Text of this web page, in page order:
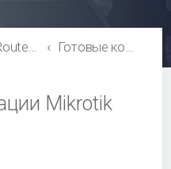
MikroTik RouterOS Готовые конфигурации Mikrotik
Mikrotik